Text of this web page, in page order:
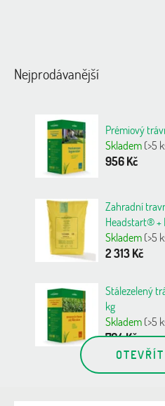
Nejprodávanější
Prémiový
Skladem(>5
956 Kč
Zahradní
Headstart® +
Skladem(>5
2 313 Kč
Stálezelený
kg
Skladem(>5
764 Kč